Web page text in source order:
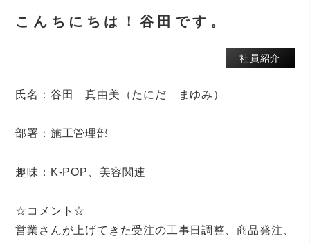
こんちにちは！谷田です。
社員紹介
氏名：谷田 真由美（たにだ まゆみ）
部署：施工管理部
趣味：K-POP、美容関連
☆コメント☆
営業さんが上げてきた受注の工事日調整、商品発注、